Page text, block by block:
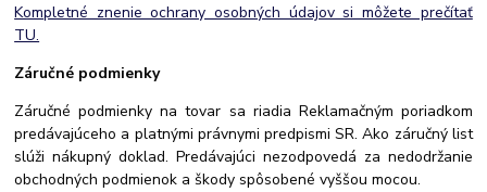
Kompletné znenie ochrany osobných údajov si môžete prečítať
TU.
Záručné podmienky
Záručné podmienky na tovar sa riadia Reklamačným poriadkom
predávajúceho a platnými právnymi predpismi SR. Ako záručný list
slúži nákupný doklad. Predávajúci nezodpovedá za nedodržanie
obchodných podmienok a škody spôsobené vyššou mocou.